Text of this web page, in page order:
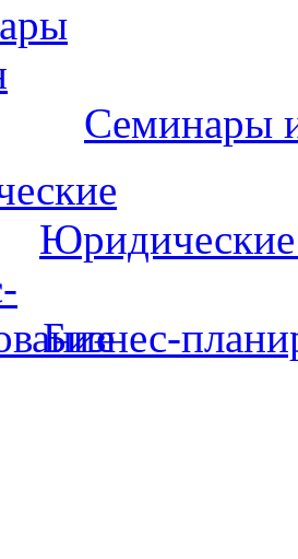
Семинары
Юридические
Бизнес-